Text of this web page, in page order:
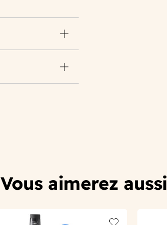
Vous aimerez aussi